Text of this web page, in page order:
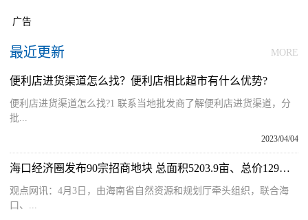
广告
最近更新 MORE
便利店进货渠道怎么找？便利店相比超市有什么优势?
便利店进货渠道怎么找?1 联系当地批发商了解便利店进货渠道，分
批...
2023/04/04
海口经济圈发布90宗招商地块 总面积5203.9亩、总价129亿元
观点网讯：4月3日，由海南省自然资源和规划厅牵头组织，联合海
口、...